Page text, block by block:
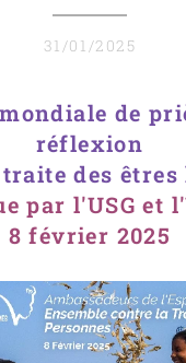
31/01/2025
de
réflexion
des êtres
par l'USG et
8 février 2025